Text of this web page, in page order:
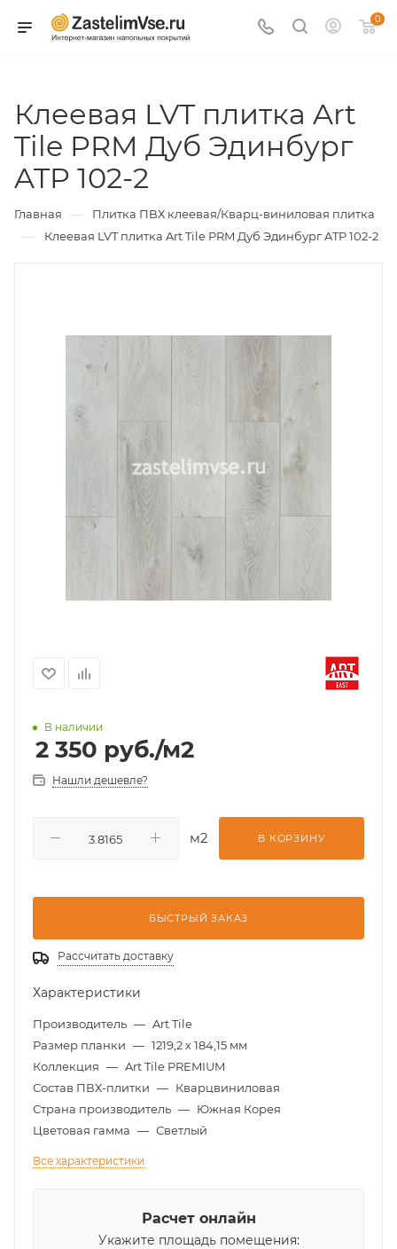
0
Клеевая LVT плитка Art
Tile PRM Дуб Эдинбург
ATP 102-2
Главная — Плитка ПВХ клеевая/Кварц-виниловая плитка
— Клеевая LVT плитка Art Tile PRM Дуб Эдинбург ATP 102-2
В наличии
2 350 руб./м2
Нашли дешевле?
м2 В КОРЗИНУ
БЫСТРЫЙ ЗАКАЗ
Рассчитать доставку
Характеристики
Производитель — Art Tile
Размер планки — 1219,2 х 184,15 мм
Коллекция — Art Tile PREMIUM
Состав ПВХ-плитки — Кварцвиниловая
Страна производитель — Южная Корея
Цветовая гамма — Светлый
Все характеристики
Расчет онлайн
Укажите площадь помещения: